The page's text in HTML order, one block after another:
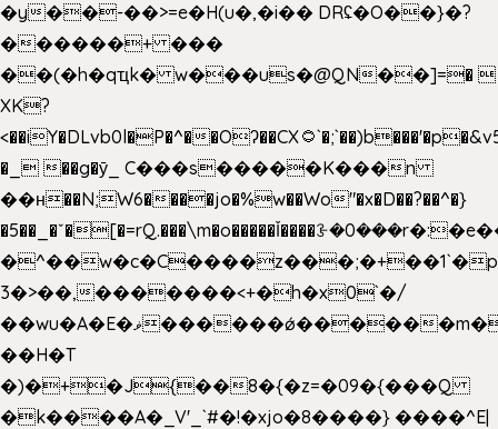
�y��-��>=e�H(u�,�i�� DRʢ�O��}�?
������+ ���
��(�h�qҵk� w���us�@QN��]=� 
XK?
<��iY�DLvb0l�P�^��Oʔ��CX۝`�;`��)b���'�p�&v5(�
�_ ��g�ӯ_ C���s�����K���n
��н��N;W6����jo�%w��Wo"�x�D��?��^�}
�5��
3�>��,�������<+�h�x0`�/
��wu�A�E�ޥ������ǿ������m��d�C��9��e�D��1�2�/
��H�T
�)�+�J{��8�{�z=�09�{���Q
�k����A�_V'_`#�!�xjo�8����} ����^E|